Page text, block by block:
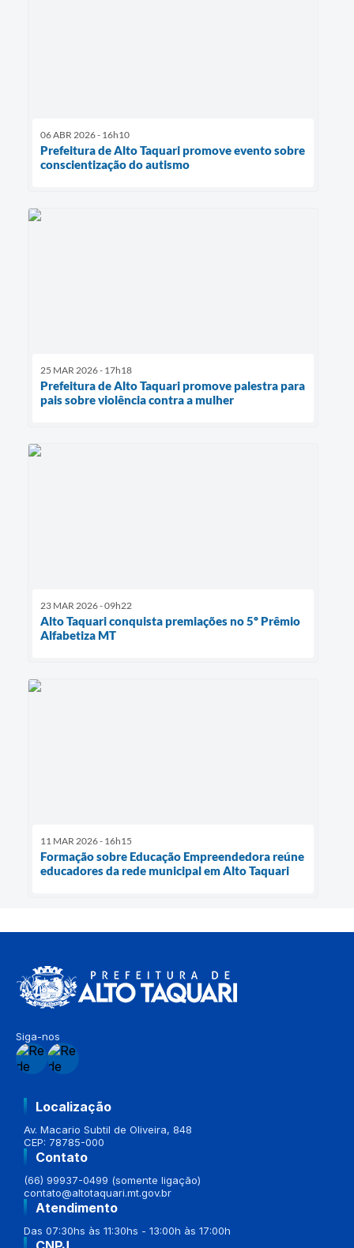
06 ABR 2026 - 16h10
Prefeitura de Alto Taquari promove evento sobre
conscientização do autismo
25 MAR 2026 - 17h18
Prefeitura de Alto Taquari promove palestra para
pais sobre violência contra a mulher
23 MAR 2026 - 09h22
Alto Taquari conquista premiações no 5º Prêmio
Alfabetiza MT
11 MAR 2026 - 16h15
Formação sobre Educação Empreendedora reúne
educadores da rede municipal em Alto Taquari
Siga-nos
Localização
Av. Macario Subtil de Oliveira, 848
CEP: 78785-000
Contato
(66) 99937-0499 (somente ligação)
contato@altotaquari.mt.gov.br
Atendimento
Das 07:30hs às 11:30hs - 13:00h às 17:00h